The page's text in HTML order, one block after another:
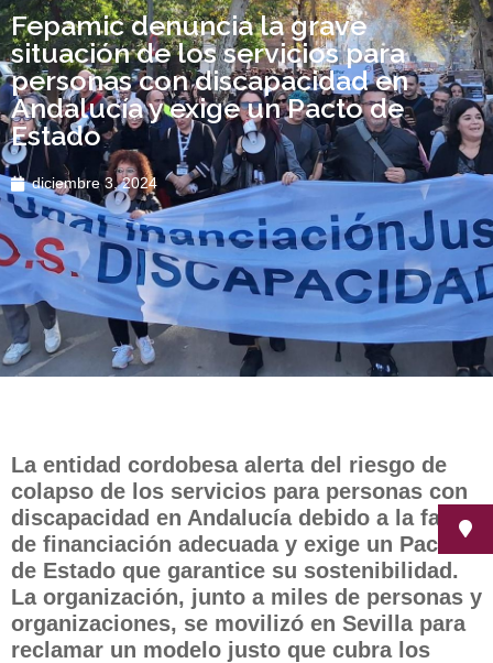
Fepamic denuncia la grave
situación de los servicios para
personas con discapacidad en
Andalucía y exige un Pacto de
Estado
diciembre 3, 2024
La entidad cordobesa alerta del riesgo de
colapso de los servicios para personas con
discapacidad en Andalucía debido a la falta
de financiación adecuada y exige un Pacto
de Estado que garantice su sostenibilidad.
La organización, junto a miles de personas y
organizaciones, se movilizó en Sevilla para
reclamar un modelo justo que cubra los